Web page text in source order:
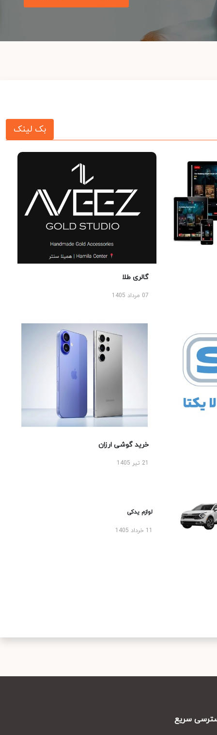
بک لینک
گالری طلا
07 مرداد 1405
خرید گوشی ارزان
لوازم یدکی
سریع